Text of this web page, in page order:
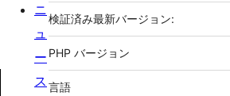
検証済み最新バージョン:
PHP バージョン
言語
ニ
ュ
ー
ス